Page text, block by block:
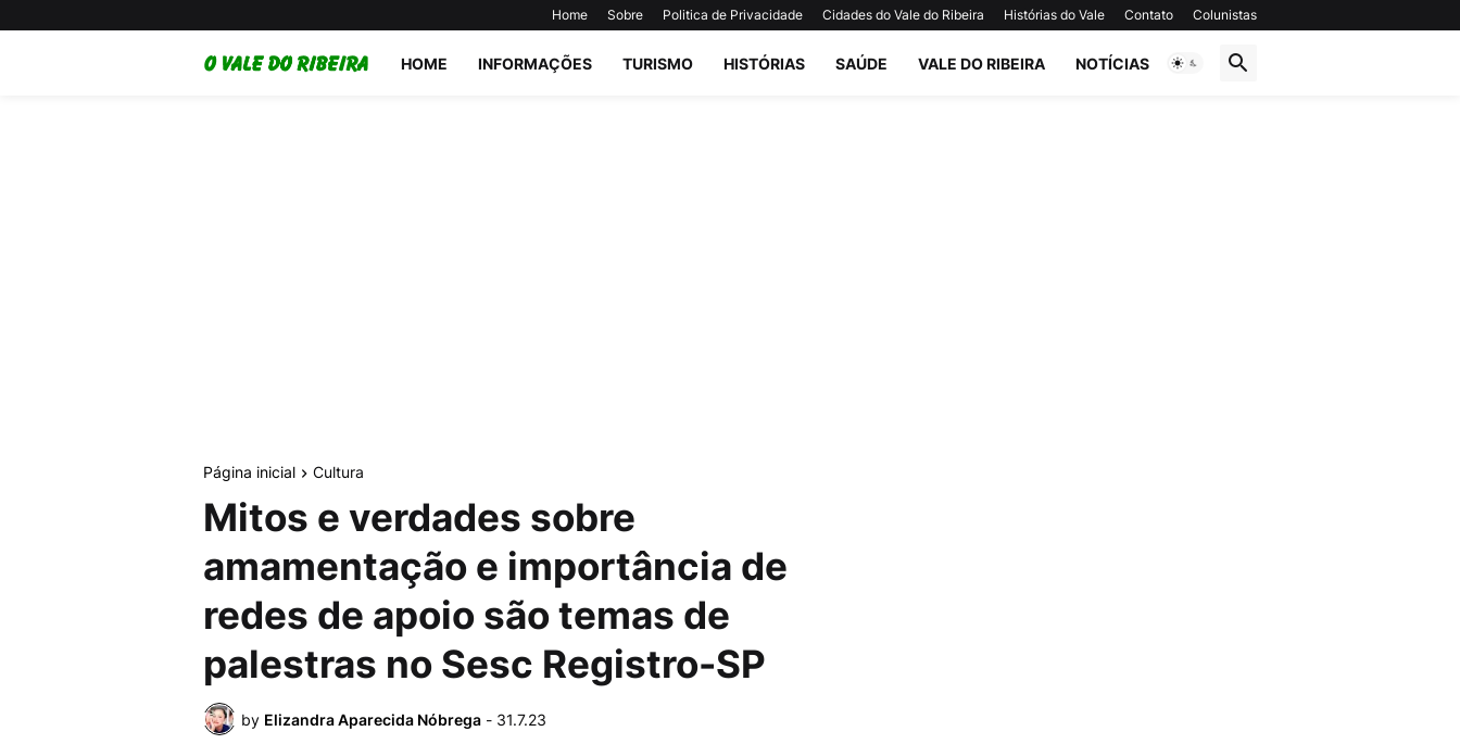
Home Sobre Politica de Privacidade Cidades do Vale do Ribeira Histórias do Vale Contato Colunistas
HOME INFORMAÇÕES TURISMO HISTÓRIAS SAÚDE VALE DO RIBEIRA NOTÍCIAS
Página inicial Cultura
Mitos e verdades sobre
amamentação e importância de
redes de apoio são temas de
palestras no Sesc Registro-SP
by Elizandra Aparecida Nóbrega - 31.7.23